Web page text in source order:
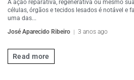
A ação reparativa, regenerativa ou mesmo
células, órgãos e tecidos lesados é notável e
uma das...
José Aparecido Ribeiro
3 anos ago
Read more